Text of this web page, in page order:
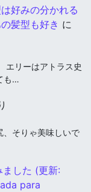
好みの分かれる
髪型も好き に
エリーはアトラス史
も…
、そりゃ美味しいで
した (更新:
para